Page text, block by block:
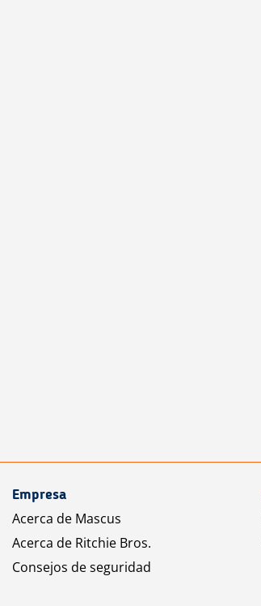
Empresa
Acerca de Mascus
Acerca de Ritchie Bros.
Consejos de seguridad